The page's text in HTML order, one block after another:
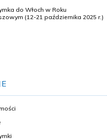
do Włoch w Roku
(12-21 października 2025 r.)